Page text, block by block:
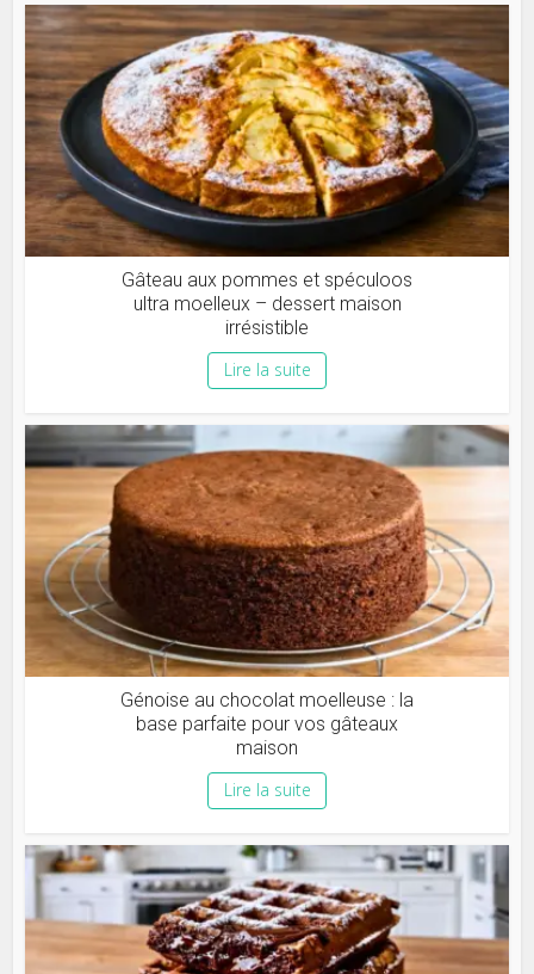
Gâteau aux pommes et spéculoos
ultra moelleux – dessert maison
irrésistible
Lire la suite
Génoise au chocolat moelleuse : la
base parfaite pour vos gâteaux
maison
Lire la suite